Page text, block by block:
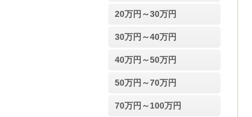
20万円～30万円
30万円～40万円
40万円～50万円
50万円～70万円
70万円～100万円